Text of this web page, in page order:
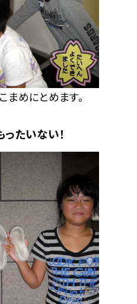
めにとめます。
ったいない！